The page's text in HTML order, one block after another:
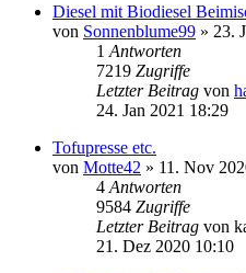
Diesel mit Biodiesel
von Sonnenblume99 » 23.
1 Antworten
7219 Zugriffe
Letzter Beitrag von
24. Jan 2021 18:29
Tofupresse etc.
von Motte42 » 11. Nov
4 Antworten
9584 Zugriffe
Letzter Beitrag von
21. Dez 2020 10:10